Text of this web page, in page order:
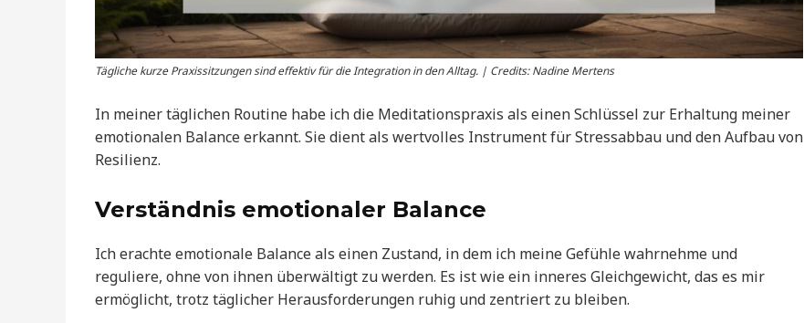
Tägliche kurze Praxissitzungen sind effektiv für die Integration in den Alltag. | Credits: Nadine Mertens
In meiner täglichen Routine habe ich die Meditationspraxis als einen Schlüssel zur Erhaltung meiner
emotionalen Balance erkannt. Sie dient als wertvolles Instrument für Stressabbau und den Aufbau von
Resilienz.
Verständnis emotionaler Balance
Ich erachte emotionale Balance als einen Zustand, in dem ich meine Gefühle wahrnehme und
reguliere, ohne von ihnen überwältigt zu werden. Es ist wie ein inneres Gleichgewicht, das es mir
ermöglicht, trotz täglicher Herausforderungen ruhig und zentriert zu bleiben.